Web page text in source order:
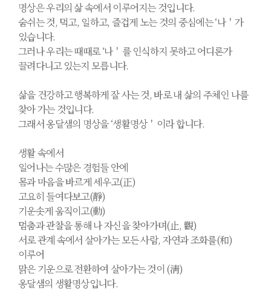
명상은 우리의 삶 속에서 이루어지는 것입니다.
숨쉬는 것, 먹고, 일하고, 즐겁게 노는 것의 중심에는 ‘나＇가
있습니다.
그러나 우리는 때때로 ‘나＇를 인식하지 못하고 어디론가
끌려다니고 있는지 모릅니다.
삶을 건강하고 행복하게 잘 사는 것, 바로 내 삶의 주체인 나를
찾아 가는 것입니다.
그래서 옹달샘의 명상을 ‘생활명상＇이라 합니다.
생활 속에서
일어나는 수많은 경험들 안에
몸과 마음을 바르게 세우고(正)
고요히 들여다보고(靜)
기운솟게 움직이고(動)
멈춤과 관찰을 통해 나 자신을 찾아가며(止, 觀)
서로 관계 속에서 살아가는 모든 사람, 자연과 조화를(和)
이루어
맑은 기운으로 전환하여 살아가는 것이 (淸)
옹달샘의 생활명상입니다.